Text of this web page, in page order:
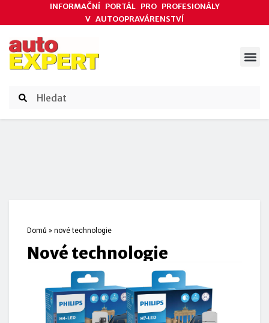
INFORMAČNÍ PORTÁL PRO PROFESIONÁLY
V AUTOOPRAVÁRENSTVÍ
Domů » nové technologie
nové technologie